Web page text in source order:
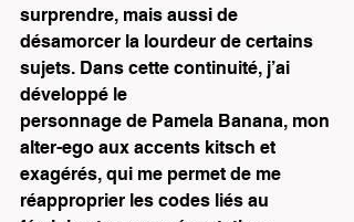
surprendre, mais aussi de
désamorcer la lourdeur de certains
sujets. Dans cette continuité, j’ai
développé le
personnage de Pamela Banana, mon
alter-ego aux accents kitsch et
exagérés, qui me permet de me
réapproprier les codes liés au